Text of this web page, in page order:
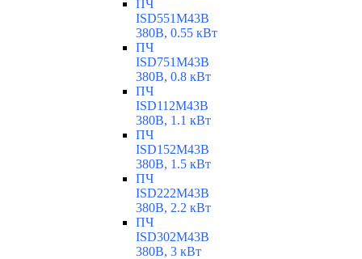
ПЧ
ISD551M43B
380В, 0.55 кВт
ПЧ
ISD751M43B
380В, 0.8 кВт
ПЧ
ISD112M43B
380В, 1.1 кВт
ПЧ
ISD152M43B
380В, 1.5 кВт
ПЧ
ISD222M43B
380В, 2.2 кВт
ПЧ
ISD302M43B
380В, 3 кВт